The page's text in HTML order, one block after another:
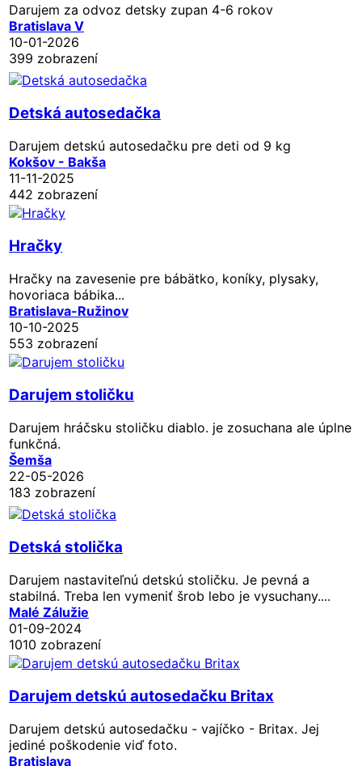
Darujem za odvoz detsky zupan 4-6 rokov
Bratislava V
10-01-2026
399 zobrazení
Detská autosedačka
Darujem detskú autosedačku pre deti od 9 kg
Kokšov - Bakša
11-11-2025
442 zobrazení
Hračky
Hračky na zavesenie pre bábätko, koníky, plysaky,
hovoriaca bábika...
Bratislava-Ružinov
10-10-2025
553 zobrazení
Darujem stoličku
Darujem hráčsku stoličku diablo. je zosuchana ale úplne
funkčná.
Šemša
22-05-2026
183 zobrazení
Detská stolička
Darujem nastaviteľnú detskú stoličku. Je pevná a
stabilná. Treba len vymeniť šrob lebo je vysuchany....
Malé Zálužie
01-09-2024
1010 zobrazení
Darujem detskú autosedačku Britax
Darujem detskú autosedačku - vajíčko - Britax. Jej
jediné poškodenie viď foto.
Bratislava